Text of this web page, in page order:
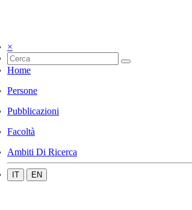
×
Home
Persone
Pubblicazioni
Facoltà
Ambiti Di Ricerca
IT EN